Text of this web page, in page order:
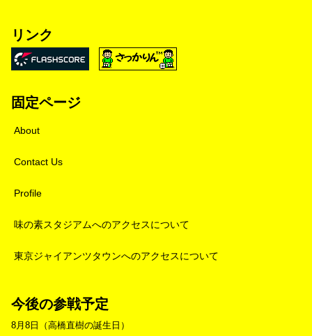
リンク
固定ページ
About
Contact Us
Profile
味の素スタジアムへのアクセスについて
東京ジャイアンツタウンへのアクセスについて
今後の参戦予定
8月8日（高橋直樹の誕生日）